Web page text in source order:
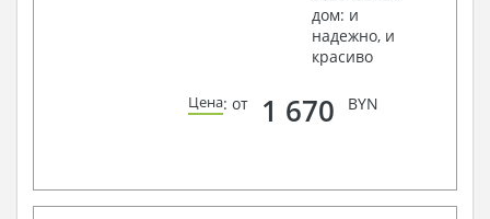
дом: и
надежно, и
красиво
Цена: от 1 670 BYN